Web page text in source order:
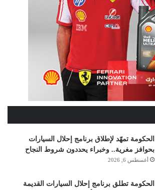
الحكومة تمهّد لإطلاق برنامج إحلال السيارات
بحوافز مغرية.. وخبراء يحددون شروط النجاح
أغسطس 6, 2026
الحكومة تطلق برنامج إحلال السيارات القديمة